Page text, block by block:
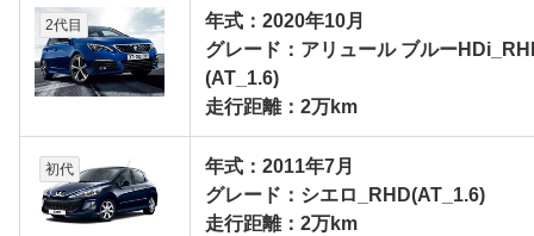
2代目
年式：2020年10月
グレード：アリュール ブルー
(AT_1.6)
走行距離：2万km
初代
年式：2011年7月
グレード：シエロ_RHD(AT_1.6)
走行距離：2万km